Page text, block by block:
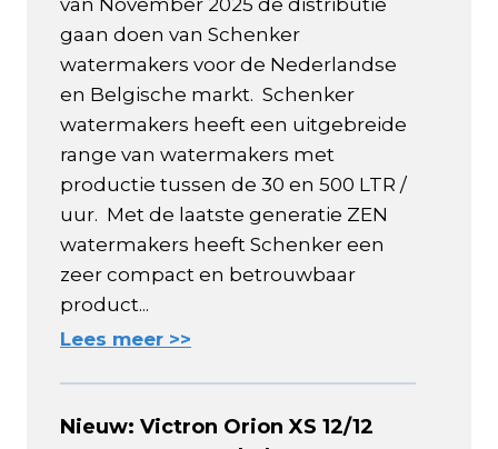
van November 2025 de distributie
gaan doen van Schenker
watermakers voor de Nederlandse
en Belgische markt. Schenker
watermakers heeft een uitgebreide
range van watermakers met
productie tussen de 30 en 500 LTR /
uur. Met de laatste generatie ZEN
watermakers heeft Schenker een
zeer compact en betrouwbaar
product...
Lees meer >>
Nieuw: Victron Orion XS 12/12